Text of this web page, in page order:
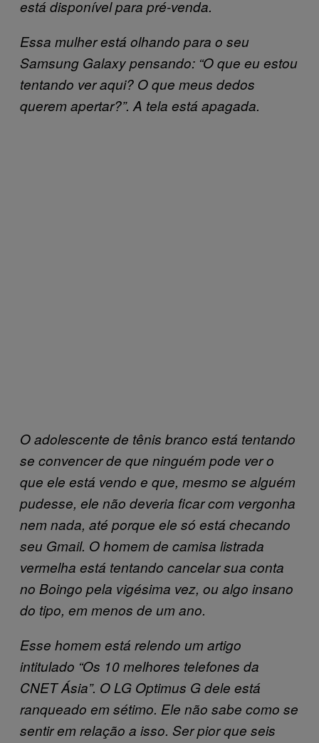
está disponível para pré-venda.
Essa mulher está olhando para o seu
Samsung Galaxy pensando: “O que eu estou
tentando ver aqui? O que meus dedos
querem apertar?”. A tela está apagada.
O adolescente de tênis branco está tentando
se convencer de que ninguém pode ver o
que ele está vendo e que, mesmo se alguém
pudesse, ele não deveria ficar com vergonha
nem nada, até porque ele só está checando
seu Gmail. O homem de camisa listrada
vermelha está tentando cancelar sua conta
no Boingo pela vigésima vez, ou algo insano
do tipo, em menos de um ano.
Esse homem está relendo um artigo
intitulado “Os 10 melhores telefones da
CNET Ásia”. O LG Optimus G dele está
ranqueado em sétimo. Ele não sabe como se
sentir em relação a isso. Ser pior que seis